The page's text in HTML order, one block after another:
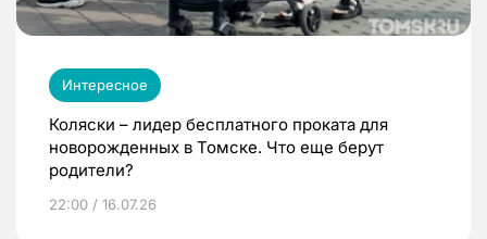
Интересное
Коляски – лидер бесплатного проката для
новорожденных в Томске. Что еще берут
родители?
22:00 / 16.07.26